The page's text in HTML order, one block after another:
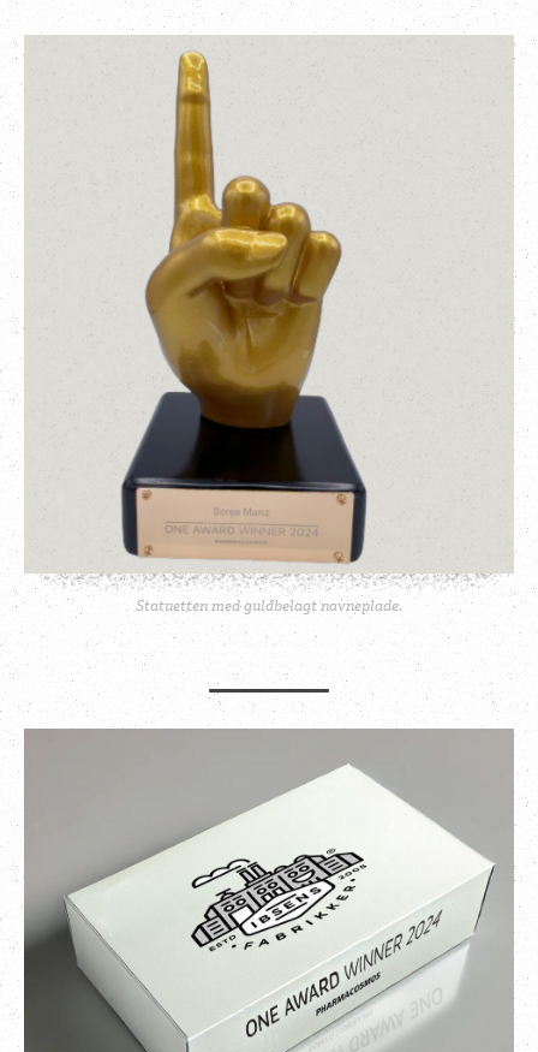
Statuetten med guldbelagt navneplade.